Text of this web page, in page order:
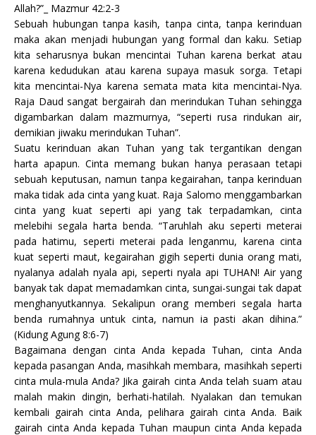
Allah?”_ Mazmur 42:2-3
Sebuah hubungan tanpa kasih, tanpa cinta, tanpa kerinduan
maka akan menjadi hubungan yang formal dan kaku. Setiap
kita seharusnya bukan mencintai Tuhan karena berkat atau
karena kedudukan atau karena supaya masuk sorga. Tetapi
kita mencintai-Nya karena semata mata kita mencintai-Nya.
Raja Daud sangat bergairah dan merindukan Tuhan sehingga
digambarkan dalam mazmurnya, “seperti rusa rindukan air,
demikian jiwaku merindukan Tuhan”.
Suatu kerinduan akan Tuhan yang tak tergantikan dengan
harta apapun. Cinta memang bukan hanya perasaan tetapi
sebuah keputusan, namun tanpa kegairahan, tanpa kerinduan
maka tidak ada cinta yang kuat. Raja Salomo menggambarkan
cinta yang kuat seperti api yang tak terpadamkan, cinta
melebihi segala harta benda. “Taruhlah aku seperti meterai
pada hatimu, seperti meterai pada lenganmu, karena cinta
kuat seperti maut, kegairahan gigih seperti dunia orang mati,
nyalanya adalah nyala api, seperti nyala api TUHAN! Air yang
banyak tak dapat memadamkan cinta, sungai-sungai tak dapat
menghanyutkannya. Sekalipun orang memberi segala harta
benda rumahnya untuk cinta, namun ia pasti akan dihina.”
(Kidung Agung 8:6-7)
Bagaimana dengan cinta Anda kepada Tuhan, cinta Anda
kepada pasangan Anda, masihkah membara, masihkah seperti
cinta mula-mula Anda? Jika gairah cinta Anda telah suam atau
malah makin dingin, berhati-hatilah. Nyalakan dan temukan
kembali gairah cinta Anda, pelihara gairah cinta Anda. Baik
gairah cinta Anda kepada Tuhan maupun cinta Anda kepada